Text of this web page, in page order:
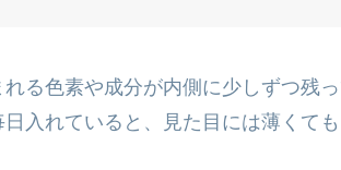
る色素や成分が内側に少しずつ残っ
入れていると、見た目には薄くて